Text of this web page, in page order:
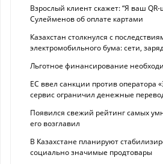
Взрослый клиент скажет: “Я ваш
Сулейменов об оплате картами
Казахстан столкнулся с
электромобильного бума: сети,
Льготное финансирование
ЕС ввел санкции против оператора
сервис ограничил денежные
Появился свежий рейтинг самых
его возглавил
В Казахстане планируют
социально значимые продтовары